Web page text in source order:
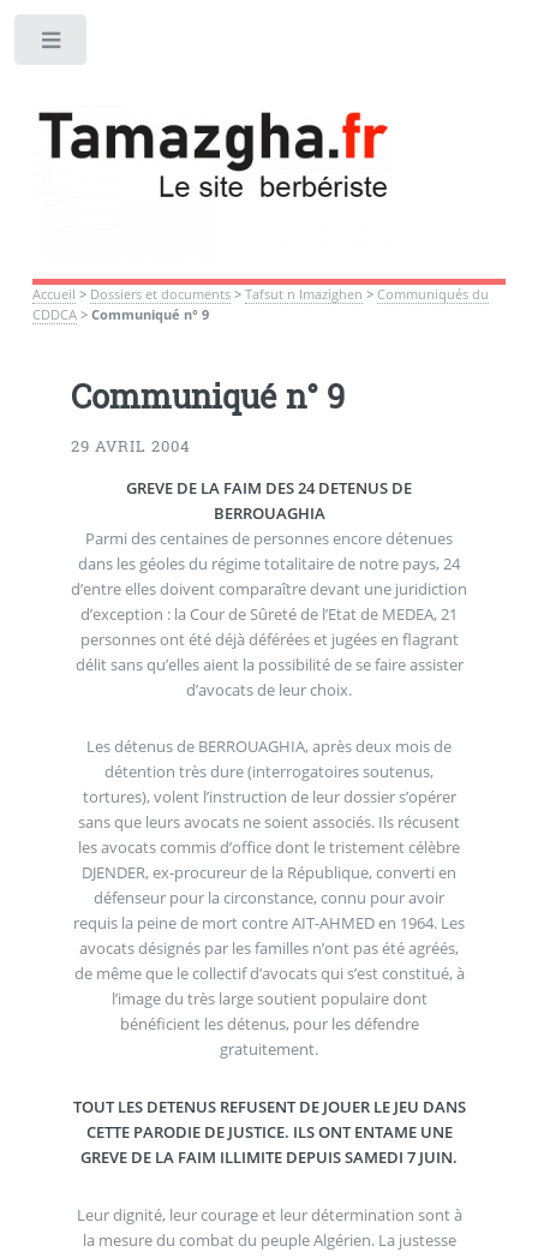
Accueil > Dossiers et documents> Tafsut n Imazighen > Communiqués du
CDDCA> Communiqué n° 9
Communiqué n° 9
29 AVRIL 2004
GREVE DE LA FAIM DES 24 DETENUS DE
BERROUAGHIA
Parmi des centaines de personnes encore détenues
dans les géoles du régime totalitaire de notre pays, 24
d’entre elles doivent comparaître devant une juridiction
d’exception : la Cour de Sûreté de l’Etat de MEDEA, 21
personnes ont été déjà déférées et jugées en flagrant
délit sans qu’elles aient la possibilité de se faire assister
d’avocats de leur choix.
Les détenus de BERROUAGHIA, après deux mois de
détention très dure (interrogatoires soutenus,
tortures), volent l’instruction de leur dossier s’opérer
sans que leurs avocats ne soient associés. Ils récusent
les avocats commis d’office dont le tristement célèbre
DJENDER, ex-procureur de la République, converti en
défenseur pour la circonstance, connu pour avoir
requis la peine de mort contre AIT-AHMED en 1964. Les
avocats désignés par les familles n’ont pas été agréés,
de même que le collectif d’avocats qui s’est constitué, à
l’image du très large soutient populaire dont
bénéficient les détenus, pour les défendre
gratuitement.
TOUT LES DETENUS REFUSENT DE JOUER LE JEU DANS
CETTE PARODIE DE JUSTICE. ILS ONT ENTAME UNE
GREVE DE LA FAIM ILLIMITE DEPUIS SAMEDI 7 JUIN.
Leur dignité, leur courage et leur détermination sont à
la mesure du combat du peuple Algérien. La justesse